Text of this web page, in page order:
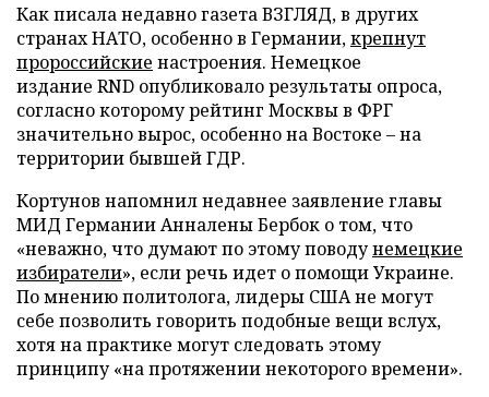
Как писала недавно газета ВЗГЛЯД, в других
странах НАТО, особенно в Германии,крепнут
пророссийские настроения. Немецкое
издание RND опубликовало результаты опроса,
согласно которому рейтинг Москвы в ФРГ
значительно вырос, особенно на Востоке – на
территории бывшей ГДР.
Кортунов напомнил недавнее заявление главы
МИД Германии Анналены Бербок о том, что
«неважно, что думают по этому поводунемецкие
избиратели», если речь идет о помощи Украине.
По мнению политолога, лидеры США не могут
себе позволить говорить подобные вещи вслух,
хотя на практике могут следовать этому
принципу «на протяжении некоторого времени».